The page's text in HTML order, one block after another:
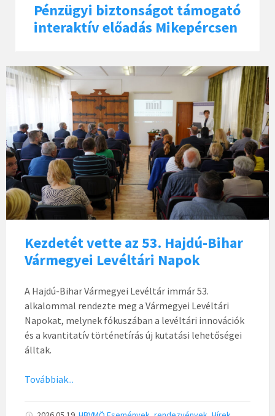
Pénzügyi biztonságot támogató
interaktív előadás Mikepércsen
Kezdetét vette az 53. Hajdú-Bihar
Vármegyei Levéltári Napok
A Hajdú-Bihar Vármegyei Levéltár immár 53.
alkalommal rendezte meg a Vármegyei Levéltári
Napokat, melynek fókuszában a levéltári innovációk
és a kvantitatív történetírás új kutatási lehetőségei
álltak.
Továbbiak...